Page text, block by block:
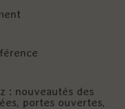
: nouveautés des
portes ouvertes,